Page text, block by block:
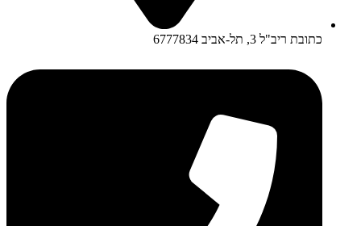
כתובת ריב"ל 3, תל-אביב 6777834